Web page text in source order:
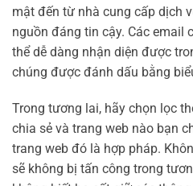
mật đến từ nhà cung cấp dịch
nguồn đáng tin cậy. Các email
thể dễ dàng nhận diện được
chúng được đánh dấu bằng
Trong tương lai, hãy chọn lọc
chia sẻ và trang web nào bạn
trang web đó là hợp pháp.
sẽ không bị tấn công trong